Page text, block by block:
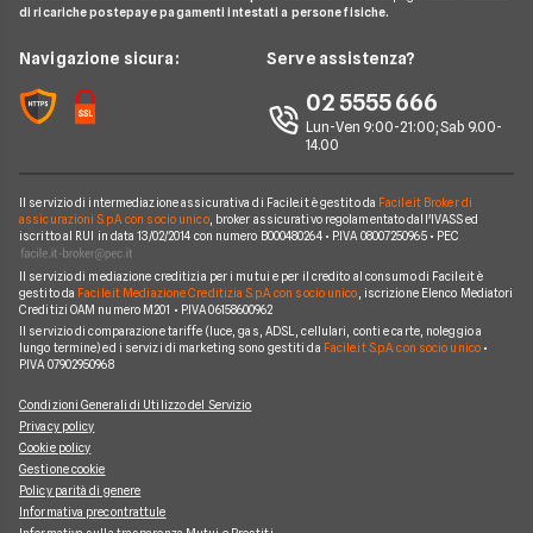
Noleggio Lungo Termine
News
Chi siamo
Perché scegliere Facile.it
Mappa del sito
Prestiti Imprese
Prestiti Microcredito
Migliori Prestiti
Prestito per ristrutturazione
Prestiti per giovani
Consel
Intesa San Paolo
BNL
Fineco
Poste Italiane
Banche e finanziarie
Glossario Prestiti
Notizie Prestiti
Argomenti in evidenza Prestiti
di ricariche postepay e pagamenti intestati a persone fisiche.
Navigazione sicura: Serve assistenza?
02 5555 666
Lun-Ven 9:00-21:00; Sab 9.00-
14.00
Il servizio di intermediazione assicurativa di Facile.it è gestito da Facile.it Broker di
assicurazioni S.p.A. con socio unico, broker assicurativo regolamentato dall'IVASS ed
iscritto al RUI in data 13/02/2014 con numero B000480264 • P.IVA 08007250965 • PEC
Il servizio di mediazione creditizia per i mutui e per il credito al consumo di Facile.it è
gestito da Facile.it Mediazione Creditizia S.p.A. con socio unico , iscrizione Elenco Mediatori
Creditizi OAM numero M201 • P.IVA 06158600962
Il servizio di comparazione tariffe (luce, gas, ADSL, cellulari, conti e carte, noleggio a
lungo termine) ed i servizi di marketing sono gestiti da Facile.it S.p.A. con socio unico•
P.IVA 07902950968
Condizioni Generali di Utilizzo del Servizio
Privacy policy
Cookie policy
Gestione cookie
Policy parità di genere
Informativa precontrattule